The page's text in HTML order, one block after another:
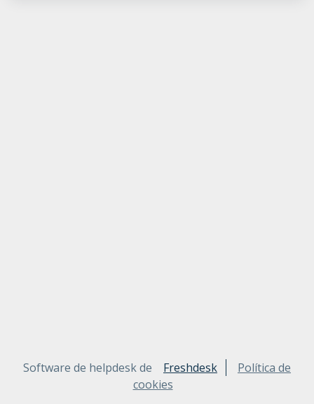
Software de helpdesk de Freshdesk
Política de
cookies